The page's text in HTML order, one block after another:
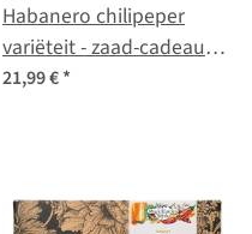
Habanero chilipeper
variëteit - zaad-cadeau
set
21,99 €*